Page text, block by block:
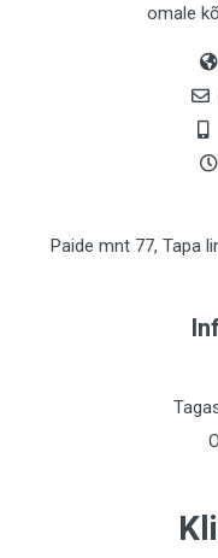
omale
Paide mnt 77, Tapa